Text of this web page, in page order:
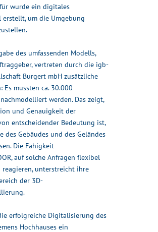
wurde ein digitales
erstellt, um die Umgebung
des umfassenden Modells,
vertreten durch die igb-
Burgert mbH zusätzliche
Es mussten ca. 30.000
werden. Das zeigt,
und Genauigkeit der
entscheidender Bedeutung ist,
des Gebäudes und des Geländes
Die Fähigkeit
, auf solche Anfragen flexibel
reagieren, unterstreicht ihre
der 3D-
erfolgreiche Digitalisierung des
Hochhauses ein